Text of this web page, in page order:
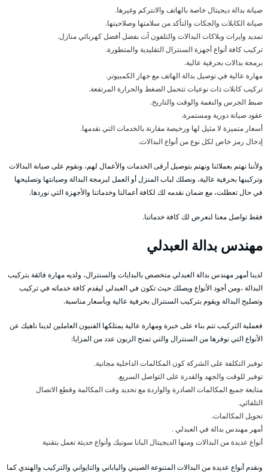
صيانة بدالة ديجيتال خاصة بالهاتف والانتركم وغيرها.
صيانة الكابلات والجكات والتأكد من سلامتها وصلاحيتها.
تمديد وايرات وبلاكات البدالات والتلفون آت بفضل أفضل كهربائي منازل.
تركيب كافة أنواع أجهزة السنترال التقليدية والمتطورة.
برمجة بدالات بحرفية عالية.
مهارة عالية في توصيل بدالة الهاتف مع جهاز الكمبيوتر.
تركيب كابلات ذات نوعيات تتحمل الضغط والحرارة المرتفعة.
ضبط الجرس والنغمة والوقت والتاريخ.
عقود صيانة دورية ومستمرة.
أسعار متميزة لا مثيل لها ورخيصة مقارنة بالخدمات التي نقدمها.
إدخال رمز خاص لكل نوع من أنواع البدالات.
ولأننا نهتم بعملائنا ونهتم بتوصيل أرقى الخدمات والأعمال لهم، ونقوم على صيانة البدالات
وتركيبها بحرفية عالية، ونصلك لباب المنزل أو العمل لبرمجة البدالة وصيانتها وتصليحها
في حال تعطلت، مع ضمان نقدمه لك لكافة أعمالنا وخدماتنا والأجهزة التي نوردها.
فقط تواصل معنا لنعرض لك كافة خدماتنا.
مهندس بدالة العبدلي
لدينا أمهر مهندس بدالة العبدلي متخصص بالبدايات والسنترال، ولديه مهارة فائقة بتركيب
البدالة ،ومن أجود الأنواع ويصلك حيث تكون في العبدلي ليقدم كافة خدماته في تركيب
وتصليح البدالة ويقوم بتركيب السنترال بحرفية عالية وبأسعار مناسبة.
فعملية التركيب تتم بناء على خبرة ومهارة عالية يمتلكها الفنيون العاملين لدينا ناهيك عن
الأنواع التي نوفرها من السنترال والتي تمنح الزبون عدد من المزايا:
توفير التكلفة على الشركة كون المكالمات الداخلية مجانية.
توفير للوقت والجهد والقدرة على التواصل السريع.
متابعة جميع المكالمات الصادرة والواردة مع تحديد وقت المكالمة وقطع الاتصال
التلقائي.
تحويل المكالمات.
أمهر مهندس بدالة في العبدلي .
أنواع عديدة من البدالات ومنها الديجيتال البانا سونيك وأنواع حديثة تعمل بتقنية
ونقدم أنواع عديدة من البدالات المتنوعة الصيني والياباني والتايواني والتركيب والهندي كما